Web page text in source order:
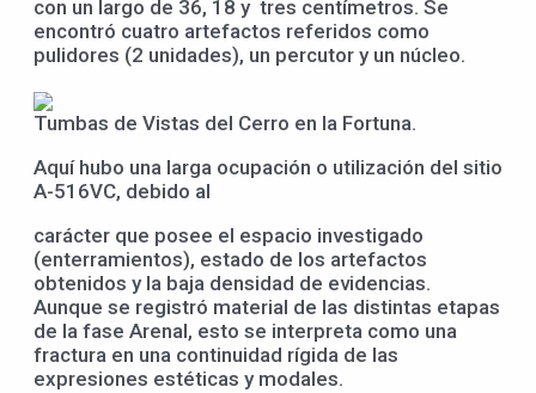
con un largo de 36, 18 y tres centímetros. Se
encontró cuatro artefactos referidos como
pulidores (2 unidades), un percutor y un núcleo.
Tumbas de Vistas del Cerro en la Fortuna.
Aquí hubo una larga ocupación o utilización del sitio
A-516VC, debido al
carácter que posee el espacio investigado
(enterramientos), estado de los artefactos
obtenidos y la baja densidad de evidencias.
Aunque se registró material de las distintas etapas
de la fase Arenal, esto se interpreta como una
fractura en una continuidad rígida de las
expresiones estéticas y modales.